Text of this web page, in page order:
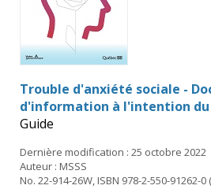
Trouble d'anxiété sociale -
d'information à l'intention du
Guide
Dernière modification : 25 octobre 2022
Auteur : MSSS
No. 22-914-26W, ISBN 978-2-550-91262-